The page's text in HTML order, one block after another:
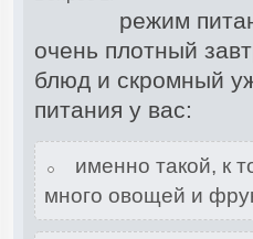
режим
очень плотный
блюд и скромный
питания у вас:
именно такой, к
много овощей и